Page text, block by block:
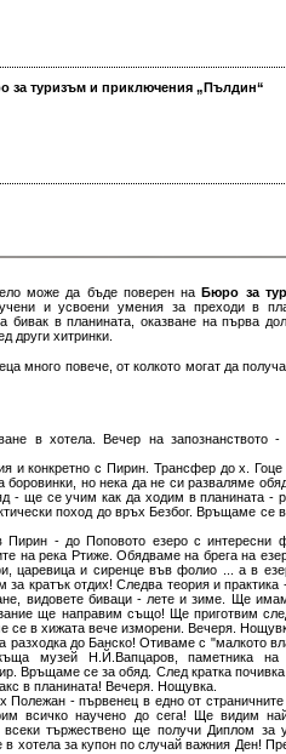
за туризъм и приключения „Пълдин“
може да бъде поверен на Бюро за
и усвоени умения за преходи в
бивак в планината, оказване на първа
други хитринки.
много повече, от колкото могат да
в хотела. Вечер на запознанството -
и конкретно с Пирин. Трансфер до х. Гоце
но нека да не си разваляме
- ще се учим как да ходим в планината -
поход до връх Безбог. Връщаме се в
- до Поповото езеро с интересни
на река Ртиже. Обядваме на брега на
царевица и сиренце във фолио ... а в
кратък отдих! Следва теория и практика
видовете биваци - лете и зиме. Ще
ще направим също! Ще приготвим
се в хижата вече изморени. Вечеря.
разходка до Банско! Отиваме с "малкото
музей Н.Й.Вапцаров, паметника на
Връщаме се за обяд. След кратка
в планината! Вечеря. Нощувка.
- първенец в едно от страничните
всичко научено до сега! Ще видим
всеки тържествено ще получи Диплом за
за купон по случай важния Ден!